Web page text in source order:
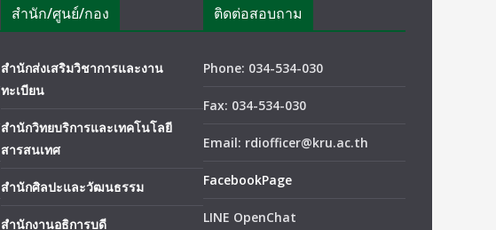
สำนัก/ศูนย์/กอง
สำนักส่งเสริมวิชาการและงาน
ทะเบียน
สำนักวิทยบริการและเทคโนโลยี
สารสนเทศ
สำนักศิลปะและวัฒนธรรม
สำนักงานอธิการบดี
ติดต่อสอบถาม
Phone: 034-534-030
Fax: 034-534-030
Email: rdiofficer@kru.ac.th
FacebookPage
LINE OpenChat